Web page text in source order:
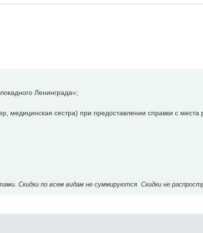
Ленинграда»;
медицинская сестра) при предоставлении справки с места
Скидки по всем видам не суммируются. Скидки не